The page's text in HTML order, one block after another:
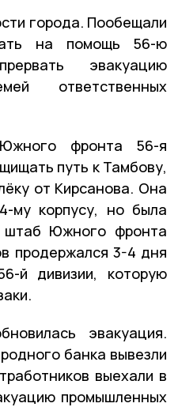
города. Пообещали
на помощь 56-ю
эвакуацию
ответственных
фронта 56-я
путь к Тамбову,
от Кирсанова. Она
му корпусу, но была
Южного фронта
продержался 3-4 дня
й дивизии, которую
эвакуация.
банка вывезли
выехали в
промышленных